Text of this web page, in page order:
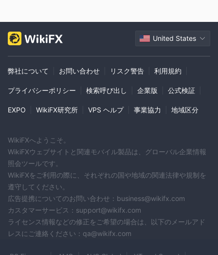
ォームのみが含まれています。一部のブローカーは、異なる機能
入金と出金
楽天証券主に、さまざまな便利な入出金方法を歓迎します。
NAB、クレジット/デビット カード
United States
弊社について お問い合わせ リスク警告 利用規約
プライバシーポリシー 検索呼び出し 企業版 公式検証
EXPO WikiFX研究所 VPS ヘルプ 事業協力 地域区分
WikiFXへようこそ。
WikiFXウェブサイトと関連モバイル製品は、グローバル企業情報
照会ツールです。
WikiFXをご利用の際に、それぞれの国や地域の関連法律や規制を
遵守してください。
広告提携についてのお問い合わせ：business@wikifx.com
カスタマーサービス：support@wikifx.com
ライセンス情報などの修正をご希望の場合は、以下のメールアド
レスにご連絡ください：qa@wikifx.com